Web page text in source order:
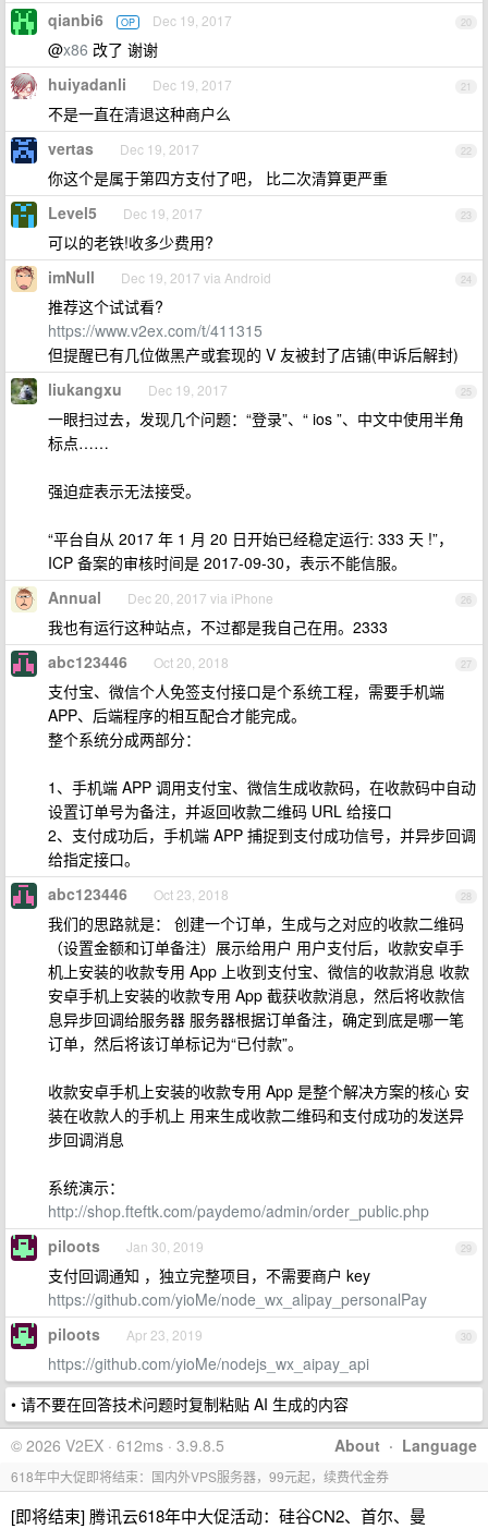
20
qianbi6 OP Dec 19, 2017
@x86 改了 谢谢
21
huiyadanli Dec 19, 2017
不是一直在清退这种商户么
22
vertas Dec 19, 2017
你这个是属于第四方支付了吧， 比二次清算更严重
23
Level5 Dec 19, 2017
可以的老铁!收多少费用?
24
imNull Dec 19, 2017 via Android
推荐这个试试看?
https://www.v2ex.com/t/411315
但提醒已有几位做黑产或套现的 V 友被封了店铺(申诉后解封)
25
liukangxu Dec 19, 2017
一眼扫过去，发现几个问题：“登录”、“ ios ”、中文中使用半角
标点……
强迫症表示无法接受。
“平台自从 2017 年 1 月 20 日开始已经稳定运行: 333 天 !”，
ICP 备案的审核时间是 2017-09-30，表示不能信服。
26
Annual Dec 20, 2017 via iPhone
我也有运行这种站点，不过都是我自己在用。2333
27
abc123446 Oct 20, 2018
支付宝、微信个人免签支付接口是个系统工程，需要手机端
APP、后端程序的相互配合才能完成。
整个系统分成两部分：
1、手机端 APP 调用支付宝、微信生成收款码，在收款码中自动
设置订单号为备注，并返回收款二维码 URL 给接口
2、支付成功后，手机端 APP 捕捉到支付成功信号，并异步回调
给指定接口。
28
abc123446 Oct 23, 2018
我们的思路就是： 创建一个订单，生成与之对应的收款二维码
（设置金额和订单备注）展示给用户 用户支付后，收款安卓手
机上安装的收款专用 App 上收到支付宝、微信的收款消息 收款
安卓手机上安装的收款专用 App 截获收款消息，然后将收款信
息异步回调给服务器 服务器根据订单备注，确定到底是哪一笔
订单，然后将该订单标记为“已付款”。
收款安卓手机上安装的收款专用 App 是整个解决方案的核心 安
装在收款人的手机上 用来生成收款二维码和支付成功的发送异
步回调消息
系统演示：
http://shop.fteftk.com/paydemo/admin/order_public.php
29
piloots Jan 30, 2019
支付回调通知 ，独立完整项目，不需要商户 key
https://github.com/yioMe/node_wx_alipay_personalPay
30
piloots Apr 23, 2019
https://github.com/yioMe/nodejs_wx_aipay_api
• 请不要在回答技术问题时复制粘贴 AI 生成的内容
About · Language
© 2026 V2EX · 612ms · 3.9.8.5
618年中大促即将结束：国内外VPS服务器，99元起，续费代金券
[即将结束] 腾讯云618年中大促活动：硅谷CN2、首尔、曼